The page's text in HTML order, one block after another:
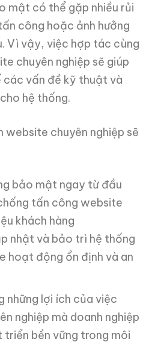
mật có thể gặp nhiều rủi
công hoặc ảnh hưởng
Vì vậy, việc hợp tác cùng
chuyên nghiệp sẽ giúp
các vấn đề kỹ thuật và
hệ thống.
chuyên nghiệp sẽ
bảo mật ngay từ đầu
tấn công website
khách hàng
nhật và bảo trì hệ thống
hoạt động ổn định và an
lợi ích của việc
nghiệp mà doanh nghiệp
bền vững trong môi